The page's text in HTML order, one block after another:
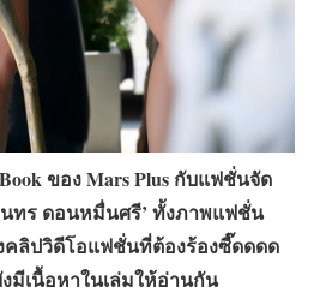
ของ Mars Plus กับแฟชั่นจัด
ทร ดอนหมื่นศรี’ ทั้งภาพแฟชั่น
คลิปวิดีโอแฟชั่นที่ต้องร้องซี๊ดดดด
มีเนื้อหาในเล่มให้อ่านกัน